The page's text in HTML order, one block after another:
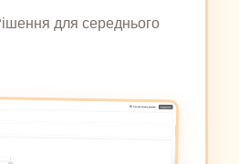
для середнього